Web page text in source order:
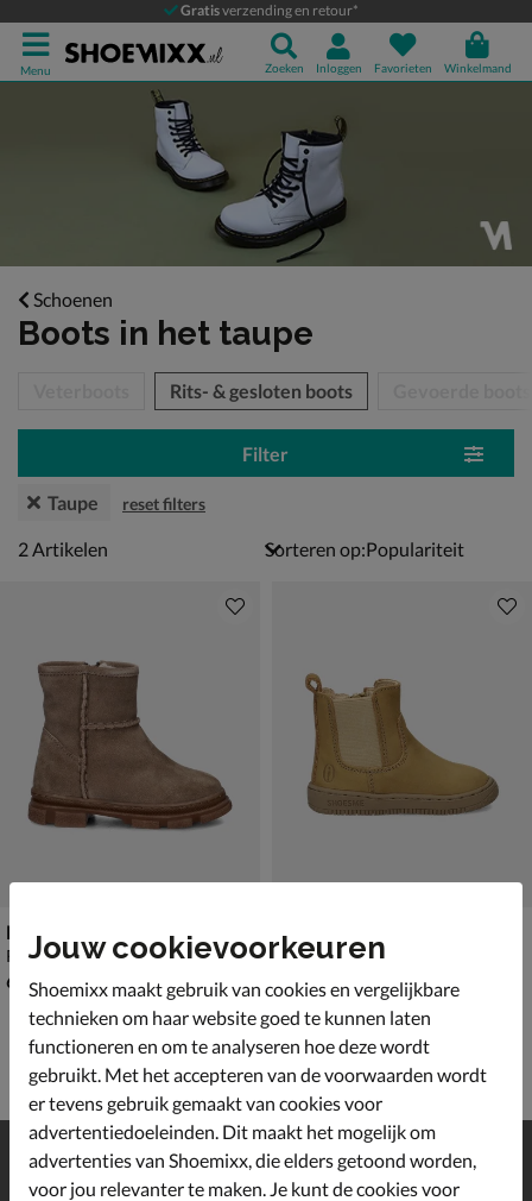
Gratisverzending en retour*
Menu Zoeken Inloggen Favorieten Winkelmand
Schoenen
Boots in het taupe
Rits- & gesloten boots
Filter
Taupe reset filters
2 artikelen
2 Artikelen Sorteren op:
Nelson Kids
Rits- & gesloten boots - taupe
€ 69,99
69 ,
Shoesme
Babyschoenen - taupe
€ 64,99
64
Gratisverzending en retour*
Achterafbetalen
Jouw cookievoorkeuren
Shoemixx maakt gebruik van cookies en vergelijkbare
technieken om haar website goed te kunnen laten
functioneren en om te analyseren hoe deze wordt
gebruikt. Met het accepteren van de voorwaarden wordt
er tevens gebruik gemaakt van cookies voor
advertentiedoeleinden. Dit maakt het mogelijk om
advertenties van Shoemixx, die elders getoond worden,
voor jou relevanter te maken. Je kunt de cookies voor